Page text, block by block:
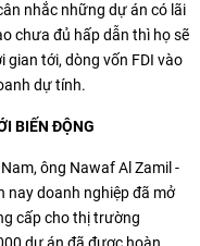
nhắc những dự án có lãi
chưa đủ hấp dẫn thì họ sẽ
gian tới, dòng vốn FDI vào
dự tính.
BIẾN ĐỘNG
ông Nawaf Al Zamil -
nay doanh nghiệp đã mở
cấp cho thị trường